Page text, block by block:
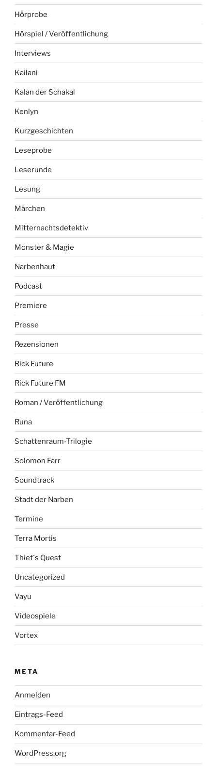
Hörprobe
Hörspiel / Veröffentlichung
Interviews
Kailani
Kalan der Schakal
Kenlyn
Kurzgeschichten
Leseprobe
Leserunde
Lesung
Märchen
Mitternachtsdetektiv
Monster & Magie
Narbenhaut
Podcast
Premiere
Presse
Rezensionen
Rick Future
Rick Future FM
Roman / Veröffentlichung
Runa
Schattenraum-Trilogie
Solomon Farr
Soundtrack
Stadt der Narben
Termine
Terra Mortis
Thief´s Quest
Uncategorized
Vayu
Videospiele
Vortex
META
Anmelden
Eintrags-Feed
Kommentar-Feed
WordPress.org